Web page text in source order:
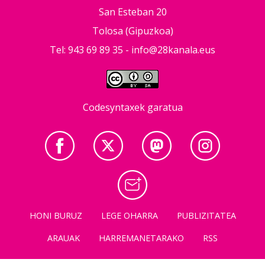
San Esteban 20
Tolosa (Gipuzkoa)
Tel: 943 69 89 35 - info@28kanala.eus
Codesyntaxek garatua
HONI BURUZ LEGE OHARRA
PUBLIZITATEA
ARAUAK
HARREMANETARAKO RSS